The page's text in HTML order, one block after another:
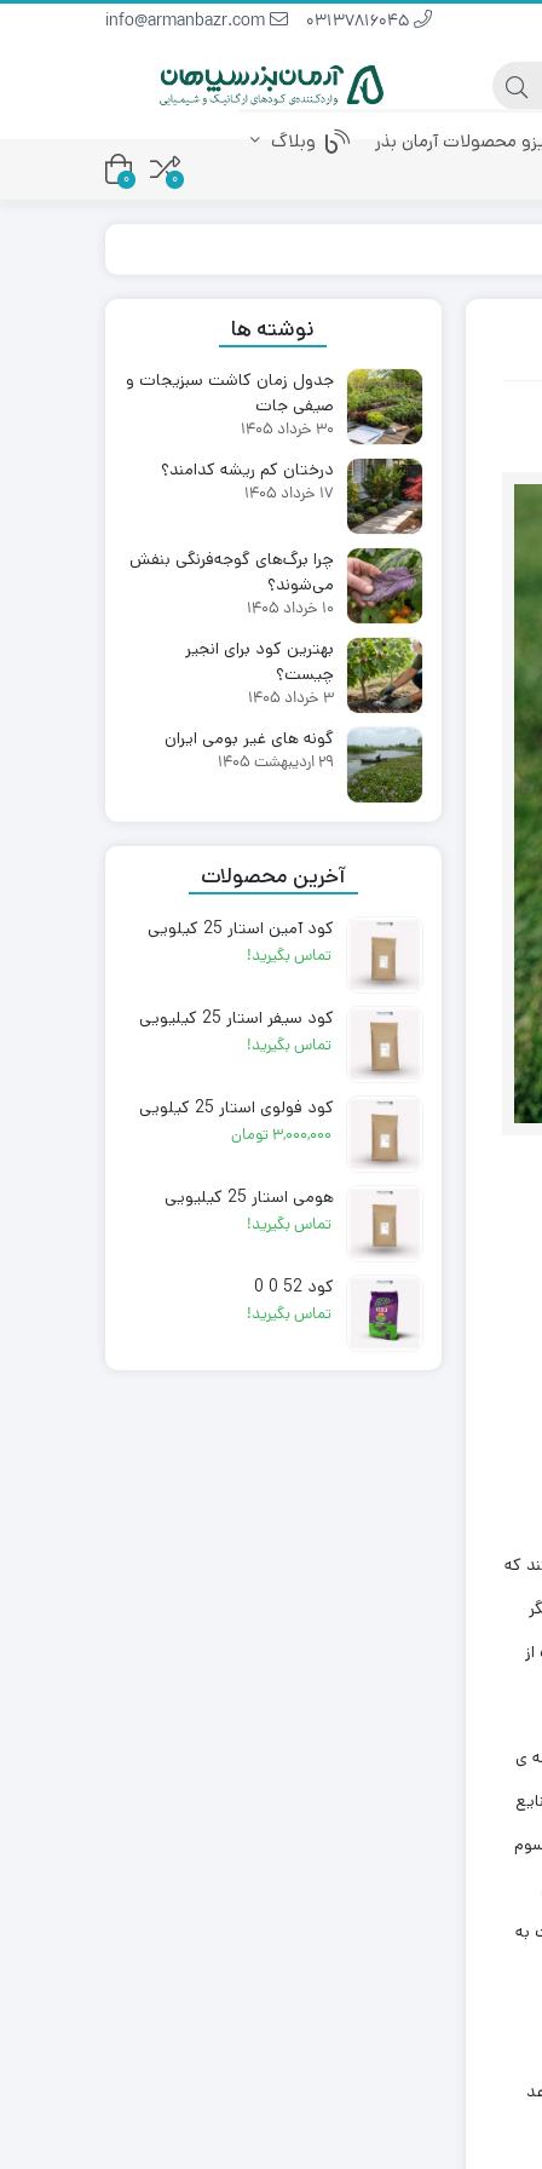
محصولات آرمان بذر وبلاگ
0
0
که
ی
و دو سوم
به
نوشته ها
جدول زمان کاشت سبزیجات و
صیفی جات
30 خرداد 1405
درختان کم ریشه کدامند؟
17 خرداد 1405
چرا برگ‌های گوجه‌فرنگی بنفش
می‌شوند؟
10 خرداد 1405
بهترین کود برای انجیر
چیست؟
3 خرداد 1405
گونه های غیر بومی ایران
29 اردیبهشت 1405
آخرین محصولات
کود آمین استار 25 کیلویی
تماس بگیرید!
کود سیفر استار 25 کیلیویی
تماس بگیرید!
کود فولوی استار 25 کیلویی
۳,۰۰۰,۰۰۰ تومان
هومی استار 25 کیلیویی
تماس بگیرید!
کود 52 0 0
تماس بگیرید!